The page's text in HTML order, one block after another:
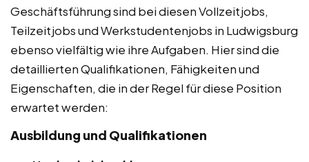
Geschäftsführung sind bei diesen Vollzeitjobs,
Teilzeitjobs und Werkstudentenjobs in Ludwigsburg
ebenso vielfältig wie ihre Aufgaben. Hier sind die
detaillierten Qualifikationen, Fähigkeiten und
Eigenschaften, die in der Regel für diese Position
erwartet werden:
Ausbildung und Qualifikationen